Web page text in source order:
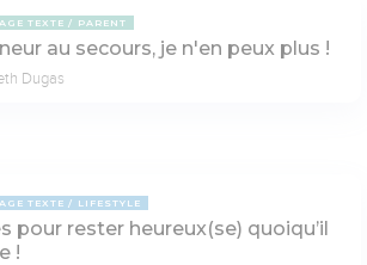
TEXTE PARENT
au secours, je n'en peux plus !
Dugas
TEXTE LIFESTYLE
pour rester heureux(se) quoiqu’il
!